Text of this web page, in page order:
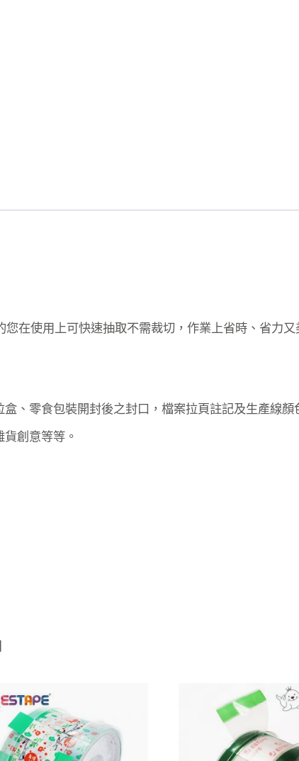
在使用上可快速抽取不需裁切，作業上省時、省力又
、零食包裝開封後之封口，檔案拉頁註記及生產線顏
創意等等。